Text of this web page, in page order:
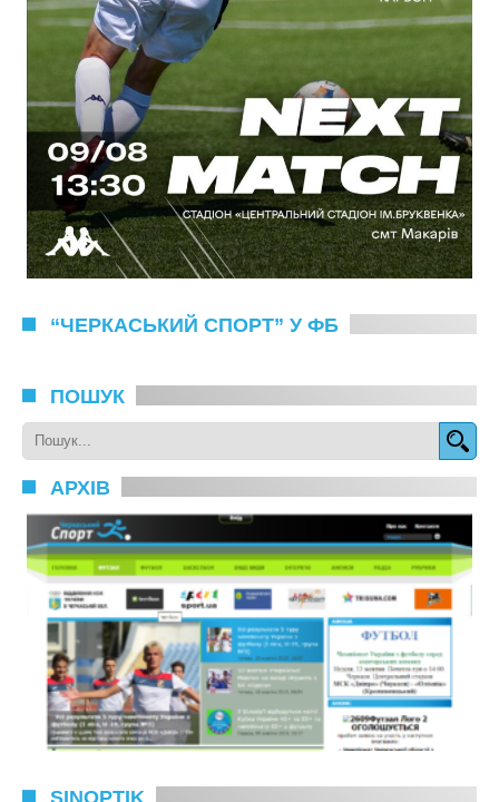
“ЧЕРКАСЬКИЙ СПОРТ” У ФБ
ПОШУК
АРХІВ